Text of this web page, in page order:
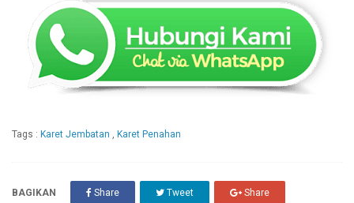
Tags : Karet Jembatan Karet Penahan
BAGIKAN Share Tweet Share